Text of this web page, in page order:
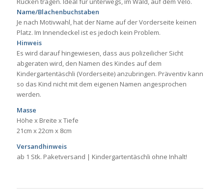
Name/Blachenbuchstaben
Je nach Motivwahl, hat der Name auf der Vorderseite keinen
Platz. Im Innendeckel ist es jedoch kein Problem.
Hinweis
Es wird darauf hingewiesen, dass aus polizeilicher Sicht
abgeraten wird, den Namen des Kindes auf dem
Kindergartentäschli (Vorderseite) anzubringen. Präventiv kann
so das Kind nicht mit dem eigenen Namen angesprochen
werden.
Masse
Höhe x Breite x Tiefe
21cm x 22cm x 8cm
Versandhinweis
ab 1 Stk. Paketversand | Kindergartentäschli ohne Inhalt!